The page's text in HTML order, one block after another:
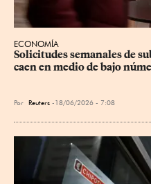
ECONOMÍA
Solicitudes semanales de
caen en medio de bajo
Por Reuters 18/06/2026 - 7:08